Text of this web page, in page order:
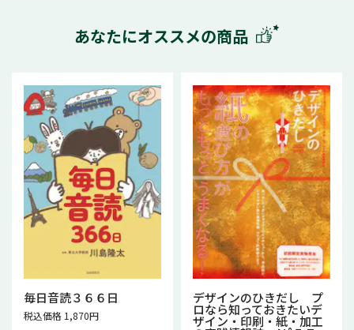
あなたにオススメの商品
毎日音読３６６日
税込価格 1,870円
デザインのひきだし プ
ロなら知っておきたいデ
ザイン・印刷・紙・加工